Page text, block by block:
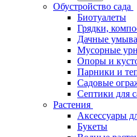
Обустройство сада
Биотуалеты
Грядки,
Дачные
Мусорные
Опоры и
Парники и
Садовые
Септики для
Растения
Аксессуары
Букеты